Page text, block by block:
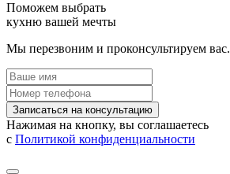
Поможем выбрать
кухню вашей мечты
Мы перезвоним и проконсультируем вас.
Записаться на консультацию
Нажимая на кнопку, вы соглашаетесь
с Политикой конфиденциальности